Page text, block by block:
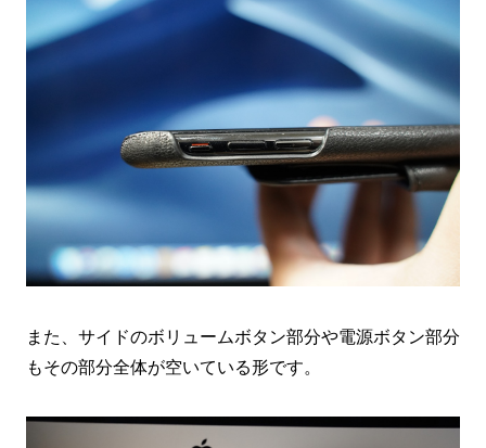
また、サイドのボリュームボタン部分や電源ボタン部分
もその部分全体が空いている形です。